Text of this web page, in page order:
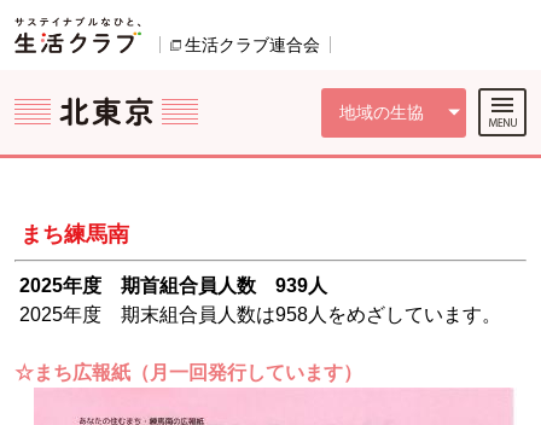
ページの先頭です。
生活クラブ連合会
地域の生協
ここからサイト内共通メニューです。
サイト内共通メニューをスキップする
サイト内共通メニューここまで。
まち練馬南
2025年度 期首組合員人数 939人
2025年度 期末組合員人数は958人をめざしています。
☆まち広報紙（月一回発行しています）